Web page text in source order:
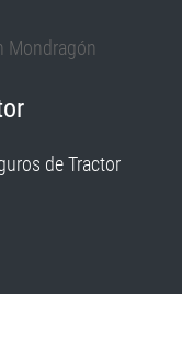
de Tractor